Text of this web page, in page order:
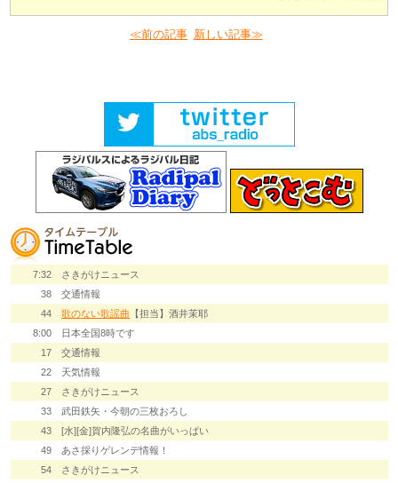
≪前の記事 新しい記事≫
7:32
さきがけニュース
38
交通情報
44
歌のない歌謡曲 【担当】酒井茉耶
8:00
日本全国8時です
17
交通情報
22
天気情報
27
さきがけニュース
33
武田鉄矢・今朝の三枚おろし
43
[水][金]賀内隆弘の名曲がいっぱい
49
あさ採りゲレンデ情報！
54
さきがけニュース